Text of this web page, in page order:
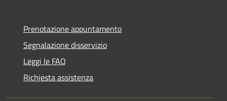
Prenotazione appuntamento
Segnalazione disservizio
Leggi le FAQ
Richiesta assistenza